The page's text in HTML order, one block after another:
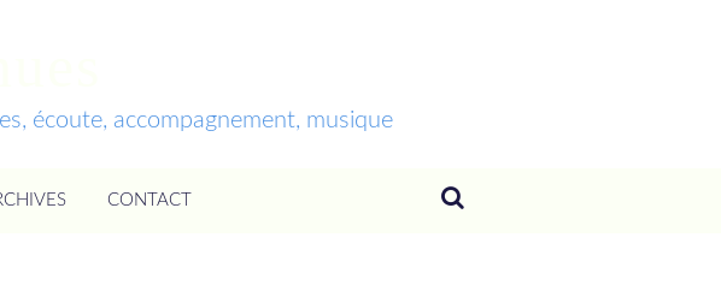
écoute, accompagnement, musique
CONTACT